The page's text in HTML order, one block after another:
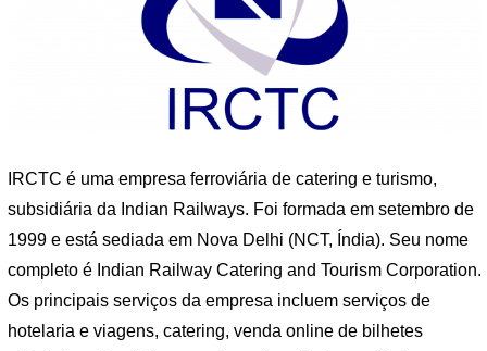
IRCTC é uma empresa ferroviária de catering e turismo,
subsidiária da Indian Railways. Foi formada em setembro de
1999 e está sediada em Nova Delhi (NCT, Índia). Seu nome
completo é Indian Railway Catering and Tourism Corporation.
Os principais serviços da empresa incluem serviços de
hotelaria e viagens, catering, venda online de bilhetes